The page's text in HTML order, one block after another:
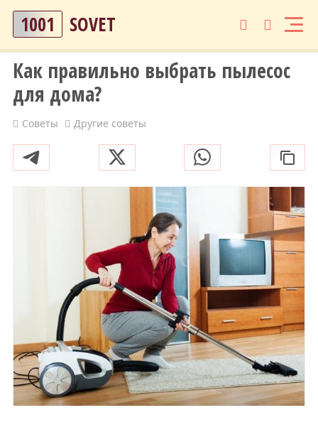
1001 SOVET
Как правильно выбрать пылесос
для дома?
Советы Другие советы